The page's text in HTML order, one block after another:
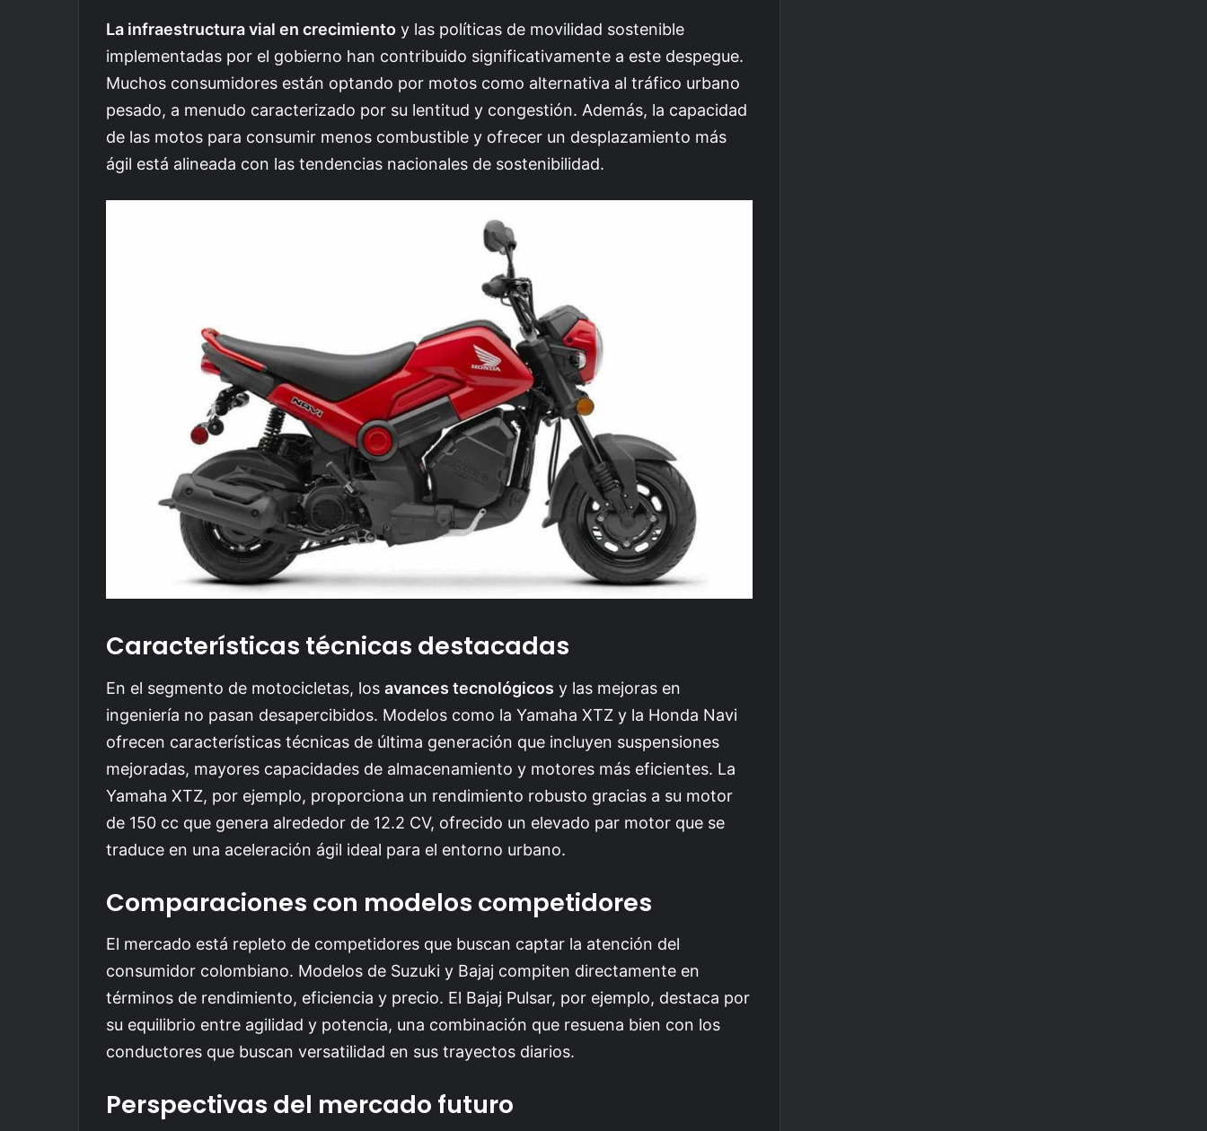
La infraestructura vial en crecimiento y las políticas de movilidad sostenible
implementadas por el gobierno han contribuido significativamente a este despegue.
Muchos consumidores están optando por motos como alternativa al tráfico urbano
pesado, a menudo caracterizado por su lentitud y congestión. Además, la capacidad
de las motos para consumir menos combustible y ofrecer un desplazamiento más
ágil está alineada con las tendencias nacionales de sostenibilidad.
Características técnicas destacadas
En el segmento de motocicletas, los avances tecnológicos y las mejoras en
ingeniería no pasan desapercibidos. Modelos como la Yamaha XTZ y la Honda Navi
ofrecen características técnicas de última generación que incluyen suspensiones
mejoradas, mayores capacidades de almacenamiento y motores más eficientes. La
Yamaha XTZ, por ejemplo, proporciona un rendimiento robusto gracias a su motor
de 150 cc que genera alrededor de 12.2 CV, ofrecido un elevado par motor que se
traduce en una aceleración ágil ideal para el entorno urbano.
Comparaciones con modelos competidores
El mercado está repleto de competidores que buscan captar la atención del
consumidor colombiano. Modelos de Suzuki y Bajaj compiten directamente en
términos de rendimiento, eficiencia y precio. El Bajaj Pulsar, por ejemplo, destaca por
su equilibrio entre agilidad y potencia, una combinación que resuena bien con los
conductores que buscan versatilidad en sus trayectos diarios.
Perspectivas del mercado futuro